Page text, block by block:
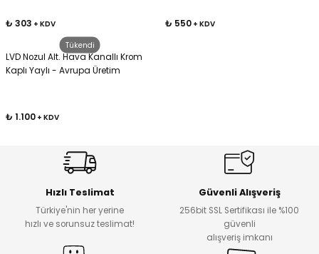
₺ 303 + KDV ₺ 550 + KDV
Tükendi
LVD Nozul Alt. Hava Kanallı Krom
Kaplı Yaylı - Avrupa Üretim
₺ 1.100 + KDV
Hızlı Teslimat
Türkiye'nin her yerine
hızlı ve sorunsuz teslimat!
Güvenli Alışveriş
256bit SSL Sertifikası ile %100
güvenli
alışveriş imkanı